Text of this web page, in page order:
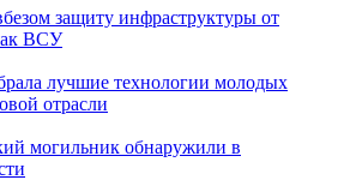
защиту инфраструктуры от
ВСУ
лучшие технологии молодых
отрасли
могильник обнаружили в